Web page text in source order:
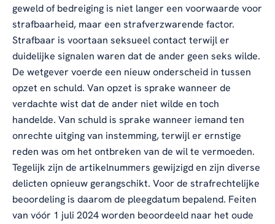
geweld of bedreiging is niet langer een voorwaarde voor
strafbaarheid, maar een strafverzwarende factor.
Strafbaar is voortaan seksueel contact terwijl er
duidelijke signalen waren dat de ander geen seks wilde.
De wetgever voerde een nieuw onderscheid in tussen
opzet en schuld. Van opzet is sprake wanneer de
verdachte wist dat de ander niet wilde en toch
handelde. Van schuld is sprake wanneer iemand ten
onrechte uitging van instemming, terwijl er ernstige
reden was om het ontbreken van de wil te vermoeden.
Tegelijk zijn de artikelnummers gewijzigd en zijn diverse
delicten opnieuw gerangschikt. Voor de strafrechtelijke
beoordeling is daarom de pleegdatum bepalend. Feiten
van vóór 1 juli 2024 worden beoordeeld naar het oude